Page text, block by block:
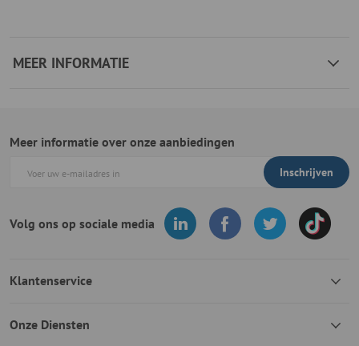
MEER INFORMATIE
Meer informatie over onze aanbiedingen
Inschrijven
Volg ons op sociale media
Klantenservice
Onze Diensten